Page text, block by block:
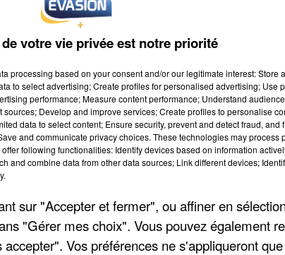
samedi 23 mai 2026. À cette
en Europe !) accueilleront
minuit. Au programme : visites à la
pour l’événement. Dans les
le jardin du Musée du jouet (à
se balader de nuit dans le musée
votre vie privée est notre priorité
processing based on your consent and/or our legitimate interest: Store
to select advertising; Create profiles for personalised advertising; Use
performance; Measure content performance; Understand
Develop and improve services; Create profiles to personalise
data to select content; Ensure security, prevent and detect fraud, and
and communicate privacy choices. These technologies may process
following functionalities: Identify devices based on information
and combine data from other data sources; Link different devices;
sur "Accepter et fermer", ou affiner en
"Gérer mes choix". Vous pouvez également
Vos préférences ne s'appliqueront